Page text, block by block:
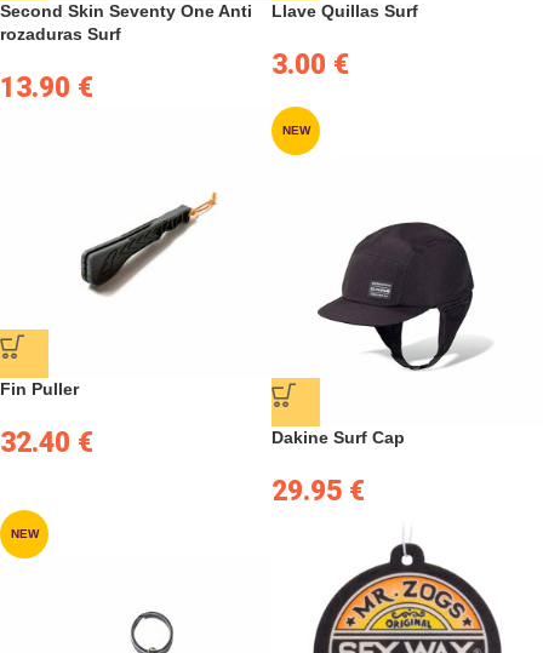
Second Skin Seventy One Anti
rozaduras Surf
13.90 €
Llave Quillas Surf
3.00 €
Fin Puller
32.40 €
NEW
Dakine Surf Cap
29.95 €
NEW